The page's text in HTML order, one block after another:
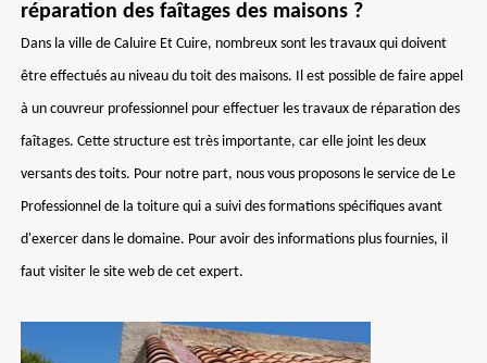
réparation des faîtages des maisons ?
Dans la ville de Caluire Et Cuire, nombreux sont les travaux qui doivent
être effectués au niveau du toit des maisons. Il est possible de faire appel
à un couvreur professionnel pour effectuer les travaux de réparation des
faîtages. Cette structure est très importante, car elle joint les deux
versants des toits. Pour notre part, nous vous proposons le service de Le
Professionnel de la toiture qui a suivi des formations spécifiques avant
d'exercer dans le domaine. Pour avoir des informations plus fournies, il
faut visiter le site web de cet expert.